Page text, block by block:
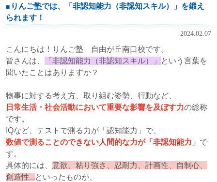
りんご塾では、「非認知能力（非認知スキル）」を鍛え
られます！
2024.02.07
こんにちは！りんご塾 自由が丘南口校です。
皆さんは、
「非認知能力（非認知スキル）」
という言葉を
聞いたことはありますか？
物事に対する考え方、取り組む姿勢、行動など、
日常生活・社会活動において重要な影響を及ぼす力の総称
です。
IQなど、テストで測る力が「認知能力」で、
数値で測ることのできない人間的な力が「非認知能力」 で
す。
具体的には、 意欲、粘り強さ、忍耐力、計画性、自制心、
創造性...といったものが、